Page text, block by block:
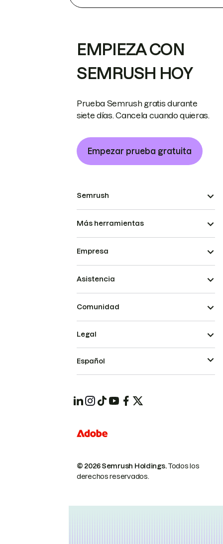
EMPIEZA CON
SEMRUSH HOY
Prueba Semrush gratis durante
siete días. Cancela cuando quieras.
Empezar prueba gratuita
Semrush
Más herramientas
Empresa
Asistencia
Comunidad
© 2026 Semrush Holdings.Todos los
derechos reservados.
Legal
Español